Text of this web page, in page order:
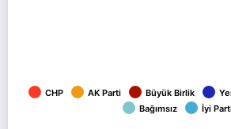
CHP AK Parti Büyük Birlik
Bağımsız
İyi